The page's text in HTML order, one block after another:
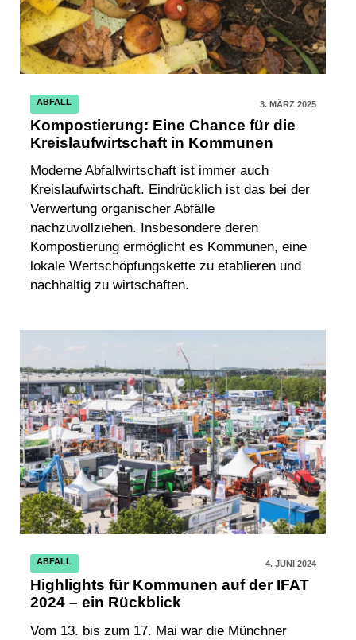
ABFALL 3. MÄRZ 2025
Kompostierung: Eine Chance für die
Kreislaufwirtschaft in Kommunen
Moderne Abfallwirtschaft ist immer auch
Kreislaufwirtschaft. Eindrücklich ist das bei der
Verwertung organischer Abfälle
nachzuvollziehen. Insbesondere deren
Kompostierung ermöglicht es Kommunen, eine
lokale Wertschöpfungskette zu etablieren und
nachhaltig zu wirtschaften.
ABFALL 4. JUNI 2024
Highlights für Kommunen auf der IFAT
2024 – ein Rückblick
Vom 13. bis zum 17. Mai war die Münchner